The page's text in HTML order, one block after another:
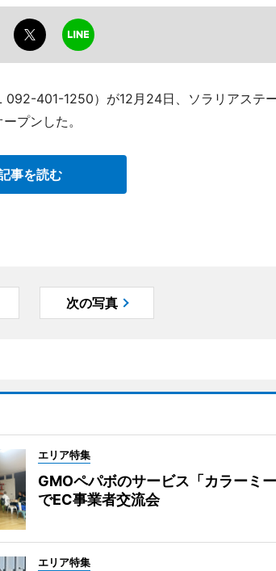
092-401-1250）が12月24日、ソラリアステ
プンした。
事を読む
次の写真
エリア特集
GMOペパボのサービス「カラーミ
でEC事業者交流会
エリア特集